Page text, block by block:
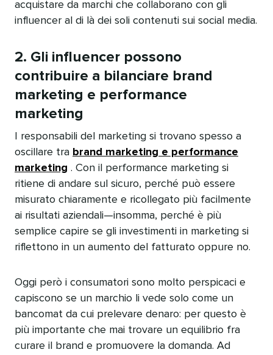
acquistare da marchi che collaborano con gli
influencer al di là dei soli contenuti sui social media.​​
2. Gli influencer possono
contribuire a bilanciare brand
marketing e performance
marketing​​
I responsabili del marketing si trovano spesso a
oscillare tra brand marketing e performance
marketing . Con il performance marketing si
ritiene di andare sul sicuro, perché può essere
misurato chiaramente e ricollegato più facilmente
ai risultati aziendali—insomma, perché è più
semplice capire se gli investimenti in marketing si
riflettono in un aumento del fatturato oppure no.​​
Oggi però i consumatori sono molto perspicaci e
capiscono se un marchio li vede solo come un
bancomat da cui prelevare denaro: per questo è
più importante che mai trovare un equilibrio fra
curare il brand e promuovere la domanda. Ad